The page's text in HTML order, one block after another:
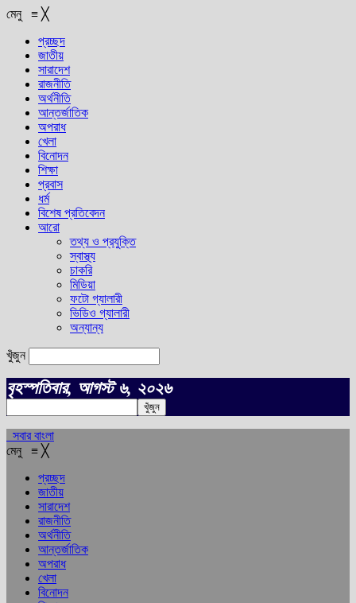
মেনু ≡ ╳
প্রচ্ছদ
জাতীয়
সারাদেশ
রাজনীতি
অর্থনীতি
আন্তর্জাতিক
অপরাধ
খেলা
বিনোদন
শিক্ষা
প্রবাস
ধর্ম
বিশেষ প্রতিবেদন
আরো
তথ্য ও প্রযুক্তি
স্বাস্থ্য
চাকরি
মিডিয়া
ফটো গ্যালারী
ভিডিও গ্যালারী
অন্যান্য
খুঁজুন
বৃহস্পতিবার, আগস্ট ৬, ২০২৬
সবার বাংলা
মেনু ≡ ╳
প্রচ্ছদ
জাতীয়
সারাদেশ
রাজনীতি
অর্থনীতি
আন্তর্জাতিক
অপরাধ
খেলা
বিনোদন